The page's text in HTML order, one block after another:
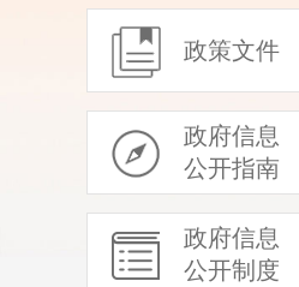
政策文件
政府信息
公开指南
政府信息
公开制度